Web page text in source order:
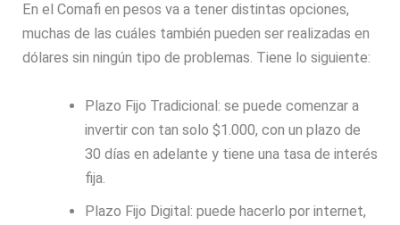
En el Comafi en pesos va a tener distintas opciones,
muchas de las cuáles también pueden ser realizadas en
dólares sin ningún tipo de problemas. Tiene lo siguiente:
Plazo Fijo Tradicional: se puede comenzar a
invertir con tan solo $1.000, con un plazo de
30 días en adelante y tiene una tasa de interés
fija.
Plazo Fijo Digital: puede hacerlo por internet,